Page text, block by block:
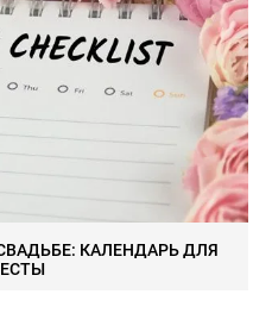
КАЛЕНДАРЬ ДЛЯ